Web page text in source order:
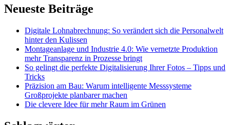
Neueste Beiträge
Digitale Lohnabrechnung: So verändert sich die Personalwelt
hinter den Kulissen
Montageanlage und Industrie 4.0: Wie vernetzte Produktion
mehr Transparenz in Prozesse bringt
So gelingt die perfekte Digitalisierung Ihrer Fotos – Tipps und
Tricks
Präzision am Bau: Warum intelligente Messsysteme
Großprojekte planbarer machen
Die clevere Idee für mehr Raum im Grünen